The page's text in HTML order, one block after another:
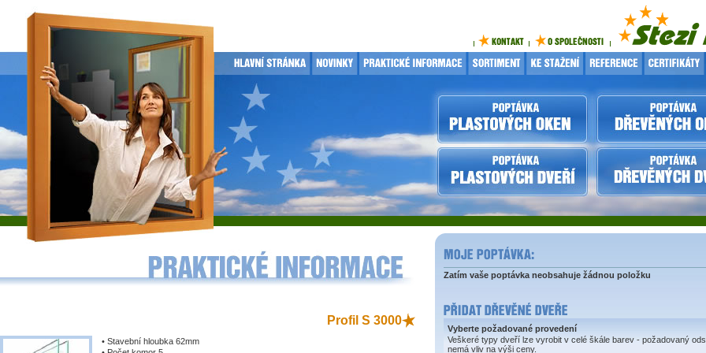
Profil S 3000
• Stavební hloubka 62mm
Zatím vaše poptávka neobsahuje žádnou položku
Vyberte požadované provedení
Veškeré typy dveří lze vyrobit v celé škále barev - požadovaný
nemá vliv na výši ceny.